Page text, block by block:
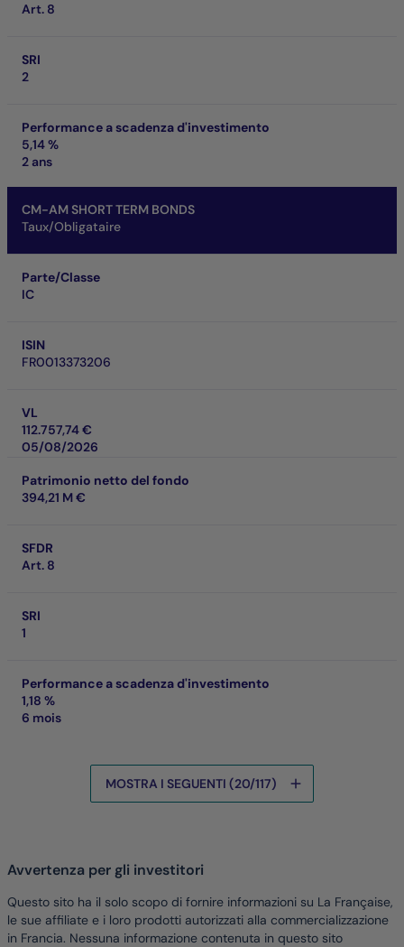
Art. 8
SRI
2
Performance a scadenza d'investimento
5,14 %
2 ans
CM-AM SHORT TERM BONDS
Taux/Obligataire
Parte/Classe
IC
ISIN
FR0013373206
VL
112.757,74 €
05/08/2026
Patrimonio netto del fondo
394,21 M €
SFDR
Art. 8
SRI
1
Performance a scadenza d'investimento
1,18 %
6 mois
MOSTRA I SEGUENTI (20/117)
Avvertenza per gli investitori
Questo sito ha il solo scopo di fornire informazioni su La Française,
le sue affiliate e i loro prodotti autorizzati alla commercializzazione
in Francia. Nessuna informazione contenuta in questo sito